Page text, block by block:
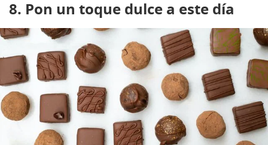
8. Pon un toque dulce a este día